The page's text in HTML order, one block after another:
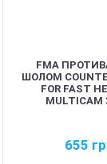
FMA
ШОЛОМ
FOR FAST
MULTICAM
655